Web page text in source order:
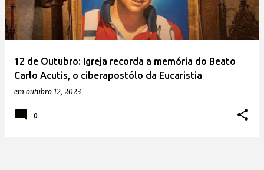
12 de Outubro: Igreja recorda a memória do Beato
Carlo Acutis, o ciberapostólo da Eucaristia
em outubro 12, 2023
0